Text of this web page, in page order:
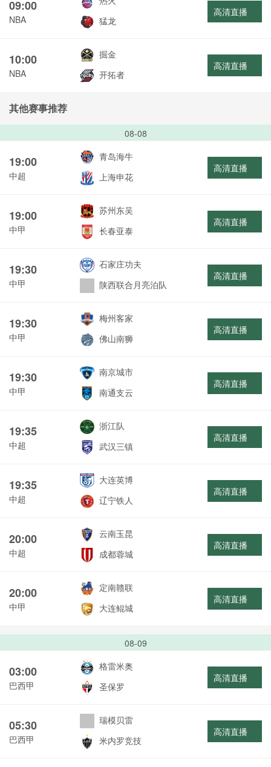
09:00
NBA
猛龙
高清直播
10:00
NBA
掘金
开拓者
高清直播
其他赛事推荐
08-08
19:00
中超
青岛海牛
上海申花
高清直播
19:00
中甲
苏州东吴
长春亚泰
高清直播
19:30
中甲
石家庄功夫
陕西联合月亮泊队
高清直播
19:30
中甲
梅州客家
佛山南狮
高清直播
19:30
中甲
南京城市
南通支云
高清直播
19:35
中超
浙江队
武汉三镇
高清直播
19:35
中超
大连英博
辽宁铁人
高清直播
20:00
中超
云南玉昆
成都蓉城
高清直播
20:00
中甲
定南赣联
大连鲲城
高清直播
08-09
03:00
巴西甲
格雷米奥
圣保罗
高清直播
05:30
巴西甲
瑞模贝雷
米内罗竞技
高清直播